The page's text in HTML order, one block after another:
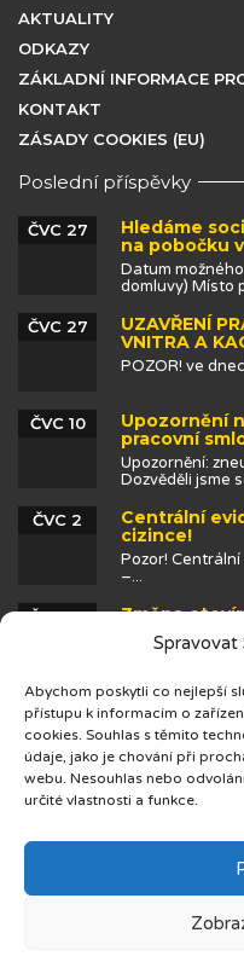
Spravovat
Abychom poskytli co nejlepší
přístupu k informacím o
cookies. Souhlas s těmito
údaje, jako je chování při
webu. Nesouhlas nebo
určité vlastnosti a funkce.
AKTUALITY
ODKAZY
ZÁKLADNÍ INFORMACE
KONTAKT
ZÁSADY COOKIES (EU)
Poslední příspěvky
Hledáme
na pobočku
ČVC 27
Datum
domluvy) Místo
UZAVŘENÍ
VNITRA A
ČVC 27
POZOR! ve
Upozornění
pracovní
ČVC 10
Upozornění:
Dozvěděli jsme
Centrální
cizince!
ČVC 2
Pozor! Centrální
–...
Změna
prázdnin
ČVN 25